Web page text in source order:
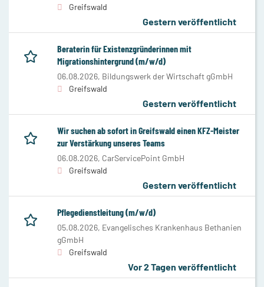
Greifswald
Gestern veröffentlicht
Beraterin für Existenzgründerinnen mit
Migrationshintergrund (m/w/d)
06.08.2026, Bildungswerk der Wirtschaft gGmbH
Greifswald
Gestern veröffentlicht
Wir suchen ab sofort in Greifswald einen KFZ-Meister
zur Verstärkung unseres Teams
06.08.2026, CarServicePoint GmbH
Greifswald
Gestern veröffentlicht
Pflegedienstleitung (m/w/d)
05.08.2026, Evangelisches Krankenhaus Bethanien
gGmbH
Greifswald
Vor 2 Tagen veröffentlicht